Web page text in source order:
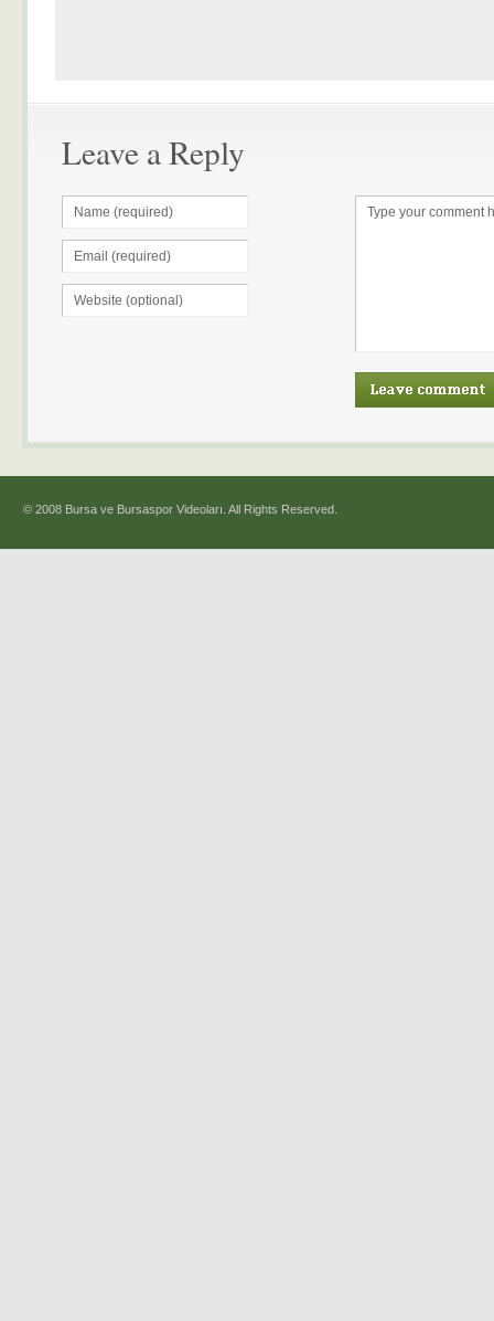
Leave a Reply
© 2008 Bursa ve Bursaspor Videoları. All Rights Reserved.